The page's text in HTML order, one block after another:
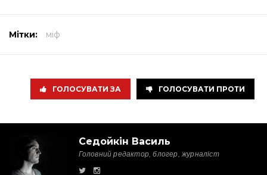
Мітки: міф
ГОЛОСУВАТИ ЗА ГОЛОСУВАТИ ПРОТИ
Седойкін Василь
Головний редактор, блогер, журналіст